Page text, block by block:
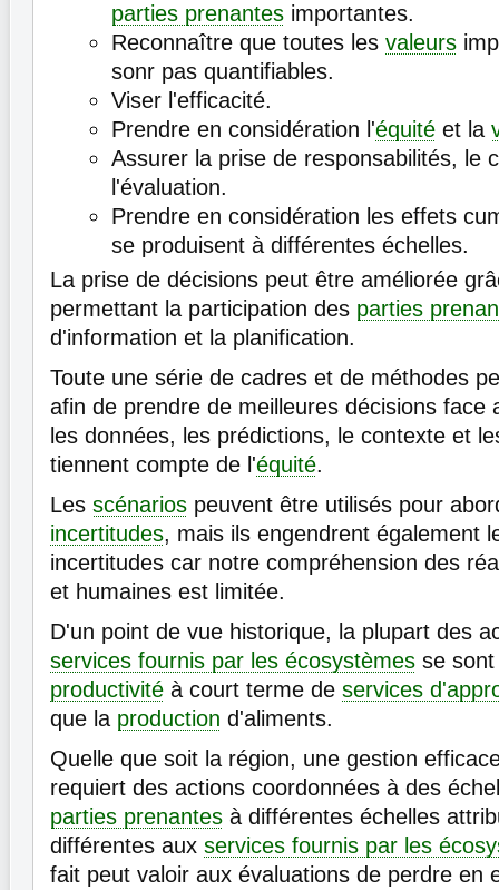
parties prenantes importantes.
Reconnaître que toutes les valeurs
sonr pas quantifiables.
Viser l'efficacité.
Prendre en considération l'équité et la
Assurer la prise de responsabilités, le
l'évaluation.
Prendre en considération les effets
se produisent à différentes échelles.
La prise de décisions peut être améliorée
permettant la participation des parties
d'information et la planification.
Toute une série de cadres et de méthodes
afin de prendre de meilleures décisions face
les données, les prédictions, le contexte et
tiennent compte de l'équité.
Les scénarios peuvent être utilisés pour
incertitudes, mais ils engendrent également
incertitudes car notre compréhension des
et humaines est limitée.
D'un point de vue historique, la plupart des
services fournis par les écosystèmes se
productivité à court terme de services
que la production d'aliments.
Quelle que soit la région, une gestion
requiert des actions coordonnées à des
parties prenantes à différentes échelles
différentes aux services fournis par les
fait peut valoir aux évaluations de perdre en